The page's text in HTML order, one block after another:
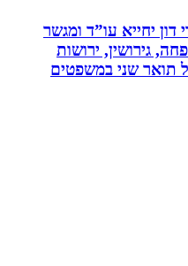
עו”ד ומגשר
ירושות
תואר שני במשפטים